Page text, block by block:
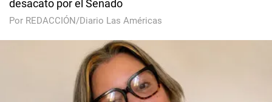
desacato por el Senado
Por REDACCIÓN/Diario Las Américas